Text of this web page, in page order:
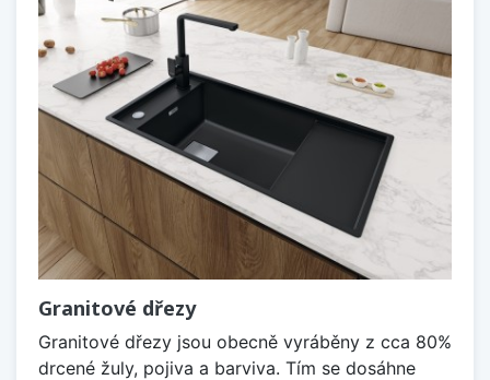
Granitové dřezy
Granitové dřezy jsou obecně vyráběny z cca 80%
drcené žuly, pojiva a barviva. Tím se dosáhne